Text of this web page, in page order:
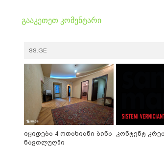
გააკეთეთ კომენტარი
SS.GE
იყიდება 4 ოთახიანი ბინა
ნავთლუღში
კონტენტ